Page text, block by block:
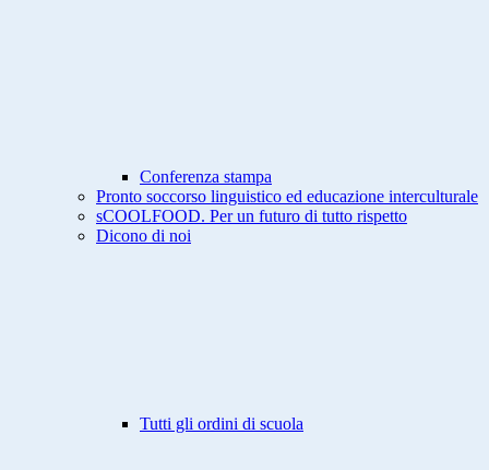
Conferenza stampa
Pronto soccorso linguistico ed educazione interculturale
sCOOLFOOD. Per un futuro di tutto rispetto
Dicono di noi
Tutti gli ordini di scuola